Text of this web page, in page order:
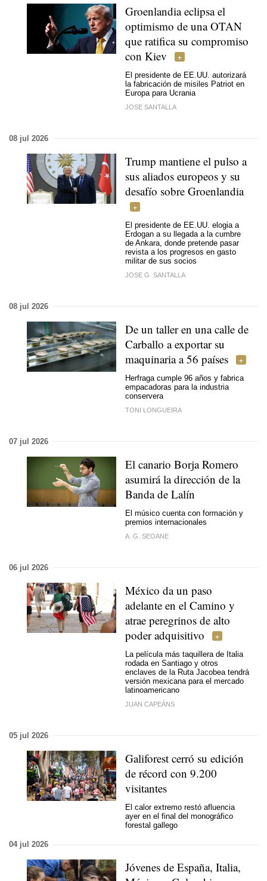
Groenlandia eclipsa el
optimismo de una OTAN
que ratifica su compromiso
con Kiev
El presidente de EE.UU. autorizará
la fabricación de misiles Patriot en
Europa para Ucrania
JOSE SANTALLA
08 jul 2026
Trump mantiene el pulso a
sus aliados europeos y su
desafío sobre Groenlandia
El presidente de EE.UU. elogia a
Erdogan a su llegada a la cumbre
de Ankara, donde pretende pasar
revista a los progresos en gasto
militar de sus socios
JOSE G. SANTALLA
08 jul 2026
De un taller en una calle de
Carballo a exportar su
maquinaria a 56 países
Herfraga cumple 96 años y fabrica
empacadoras para la industria
conservera
TONI LONGUEIRA
07 jul 2026
El canario Borja Romero
asumirá la dirección de la
Banda de Lalín
El músico cuenta con formación y
premios internacionales
A. G. SEOANE
06 jul 2026
México da un paso
adelante en el Camino y
atrae peregrinos de alto
poder adquisitivo
La película más taquillera de Italia
rodada en Santiago y otros
enclaves de la Ruta Jacobea tendrá
versión mexicana para el mercado
latinoamericano
JUAN CAPEÁNS
05 jul 2026
Galiforest cerró su edición
de récord con 9.200
visitantes
El calor extremo restó afluencia
ayer en el final del monográfico
forestal gallego
04 jul 2026
Jóvenes de España, Italia,